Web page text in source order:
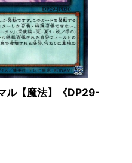
ル【魔法】《DP29-